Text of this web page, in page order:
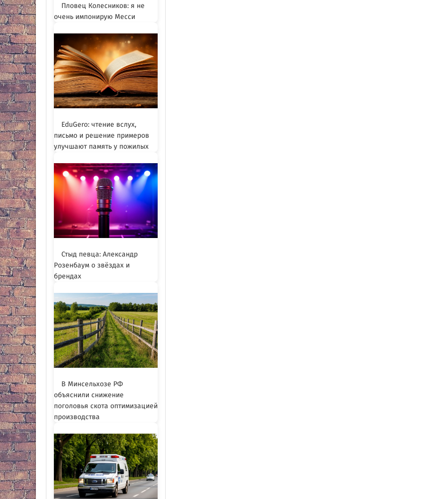
Пловец Колесников: я не
очень импонирую Месси
EduGero: чтение вслух,
письмо и решение примеров
улучшают память у пожилых
Стыд певца: Александр
Розенбаум о звёздах и
брендах
В Минсельхозе РФ
объяснили снижение
поголовья скота оптимизацией
производства